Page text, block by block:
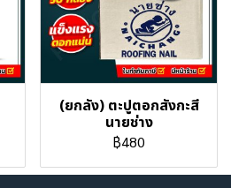
(ยกลัง) ตะปูตอกสังกะสี
นายช่าง
฿480